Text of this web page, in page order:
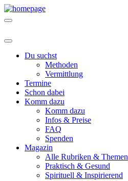
Du suchst
Methoden
Vermittlung
Termine
Schon dabei
Komm dazu
Komm dazu
Infos & Preise
FAQ
Spenden
Magazin
Alle Rubriken & Themen
Praktisch & Gesund
Spirituell & Inspirierend